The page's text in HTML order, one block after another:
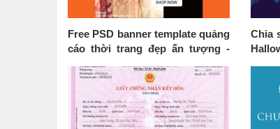
Free PSD banner template quảng
cáo thời trang đẹp ấn tượng -
Chia